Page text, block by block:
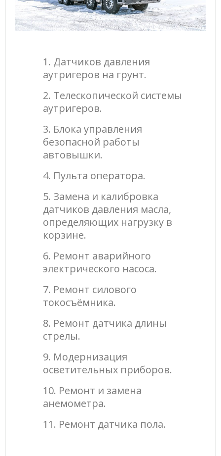
1. Датчиков давления
аутригеров на грунт.
2. Телескопической системы
аутригеров.
3. Блока управления
безопасной работы
автовышки.
4. Пульта оператора.
5. Замена и калибровка
датчиков давления масла,
определяющих нагрузку в
корзине.
6. Ремонт аварийного
электрического насоса.
7. Ремонт силового
токосъёмника.
8. Ремонт датчика длины
стрелы.
9. Модернизация
осветительных приборов.
10. Ремонт и замена
анемометра.
11. Ремонт датчика пола.